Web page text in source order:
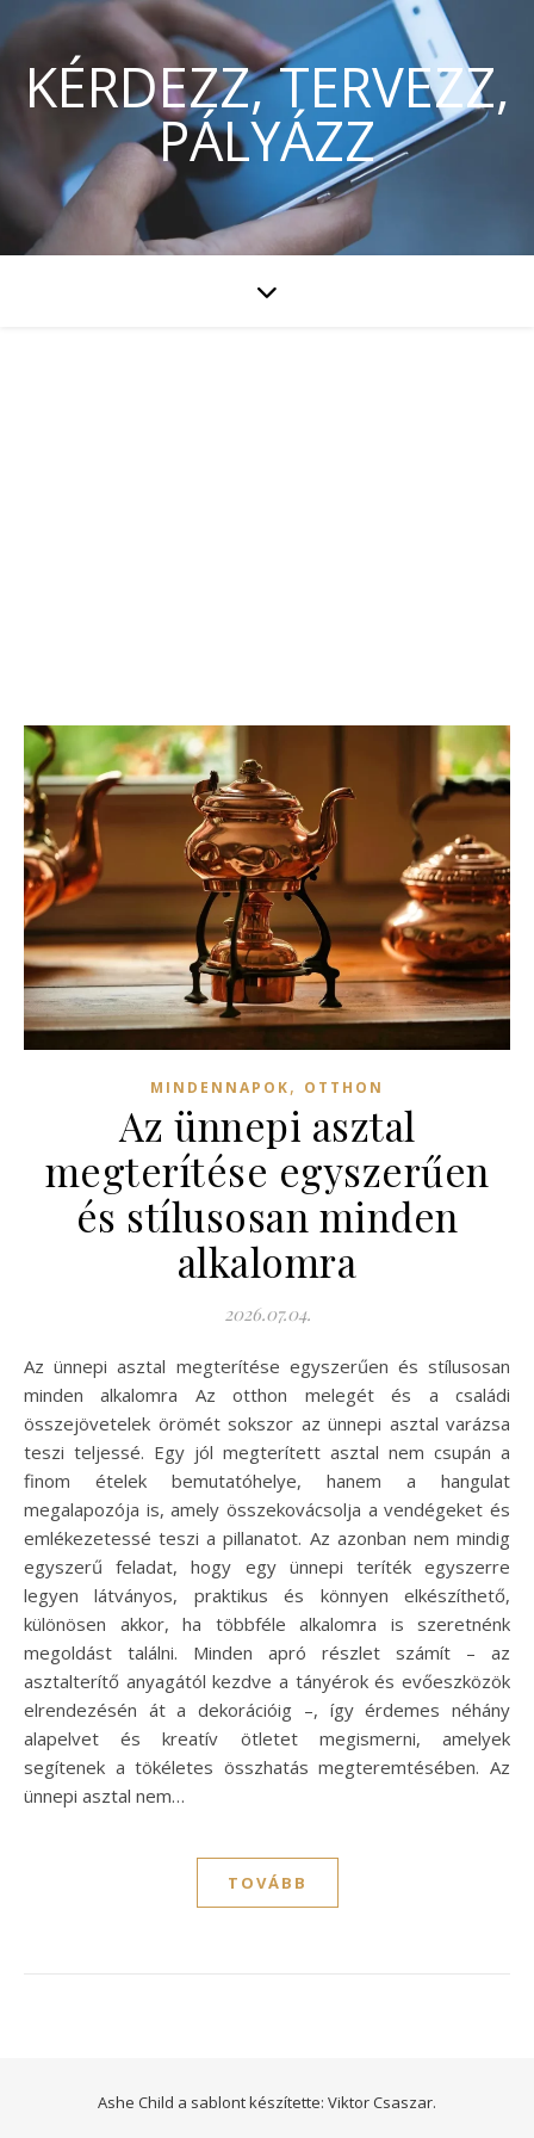
KÉRDEZZ, TERVEZZ,
PÁLYÁZZ
MINDENNAPOK, OTTHON
Az ünnepi asztal
megterítése egyszerűen
és stílusosan minden
alkalomra
2026.07.04.
Az ünnepi asztal megterítése egyszerűen és stílusosan
minden alkalomra Az otthon melegét és a családi
összejövetelek örömét sokszor az ünnepi asztal varázsa
teszi teljessé. Egy jól megterített asztal nem csupán a
finom ételek bemutatóhelye, hanem a hangulat
megalapozója is, amely összekovácsolja a vendégeket és
emlékezetessé teszi a pillanatot. Az azonban nem mindig
egyszerű feladat, hogy egy ünnepi teríték egyszerre
legyen látványos, praktikus és könnyen elkészíthető,
különösen akkor, ha többféle alkalomra is szeretnénk
megoldást találni. Minden apró részlet számít – az
asztalterítő anyagától kezdve a tányérok és evőeszközök
elrendezésén át a dekorációig –, így érdemes néhány
alapelvet és kreatív ötletet megismerni, amelyek
segítenek a tökéletes összhatás megteremtésében. Az
ünnepi asztal nem…
TOVÁBB
Ashe Child a sablont készítette: Viktor Csaszar.